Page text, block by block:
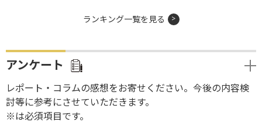
ランキング一覧を見る
アンケート
レポート・コラムの感想をお寄せください。今後の内容検
討等に参考にさせていただきます。
※は必須項目です。